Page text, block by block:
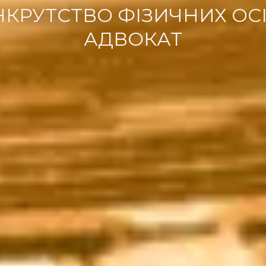
ФІЗИЧНИХ
АДВОКАТ